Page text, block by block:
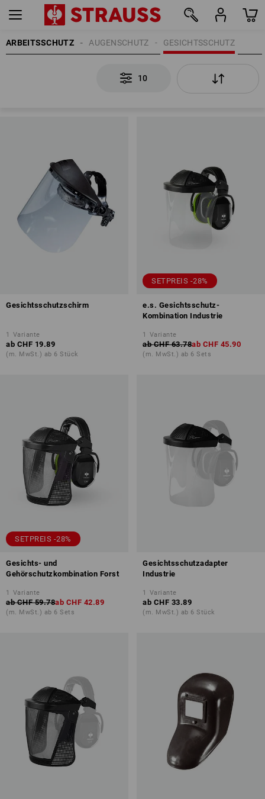
ARBEITSSCHUTZ GESICHTSSCHUTZ
AUGENSCHUTZ
10
Gesichtsschutzschirm
1 Variante
ab CHF 19.89
(m. MwSt.) ab 6 Stück
SETPREIS -28%
e.s. Gesichtsschutz-
Kombination Industrie
1 Variante
ab CHF 63.78ab CHF 45.90
(m. MwSt.) ab 6 Sets
SETPREIS -28%
Gesichts- und
Gehörschutzkombination Forst
1 Variante
ab CHF 59.78ab CHF 42.89
(m. MwSt.) ab 6 Sets
Gesichtsschutzadapter
Industrie
1 Variante
ab CHF 33.89
(m. MwSt.) ab 6 Stück